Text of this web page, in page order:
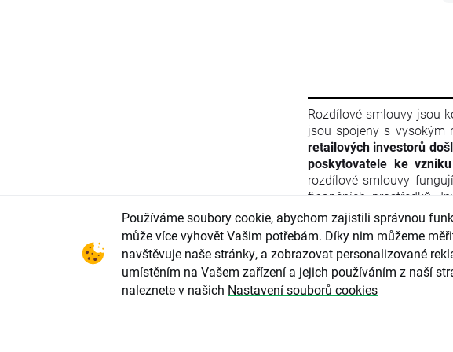
Rozdílové smlouvy jsou
jsou spojeny s vysokým
retailových investorů
poskytovatele ke
rozdílové smlouvy
finančních prostředků.
materiál je
Evropského
finančních nástrojů,
2011/61/EU (MiFID II).
ani informace
Evropského parlamentu
Používáme soubory cookie, abychom zajistili správnou
může více vyhovět Vašim potřebám. Díky nim můžeme
navštěvuje naše stránky, a zobrazovat personalizované
umístěním na Vašem zařízení a jejich používáním z naší
naleznete v našich Nastavení souborů cookies